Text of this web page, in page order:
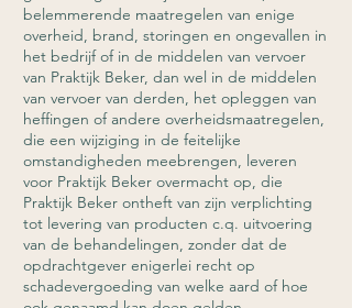
belemmerende maatregelen van enige
overheid, brand, storingen en ongevallen in
het bedrijf of in de middelen van vervoer
van Praktijk Beker, dan wel in de middelen
van vervoer van derden, het opleggen van
heffingen of andere overheidsmaatregelen,
die een wijziging in de feitelijke
omstandigheden meebrengen, leveren
voor Praktijk Beker overmacht op, die
Praktijk Beker ontheft van zijn verplichting
tot levering van producten c.q. uitvoering
van de behandelingen, zonder dat de
opdrachtgever enigerlei recht op
schadevergoeding van welke aard of hoe